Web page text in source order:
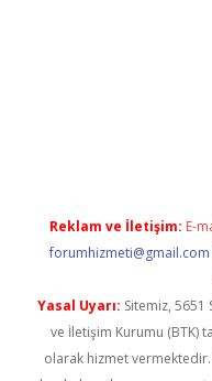
Reklam ve İletişim: E-
forumhizmeti@gmail.com
Yasal Uyarı: Sitemiz, 5651
ve İletişim Kurumu (BTK)
olarak hizmet